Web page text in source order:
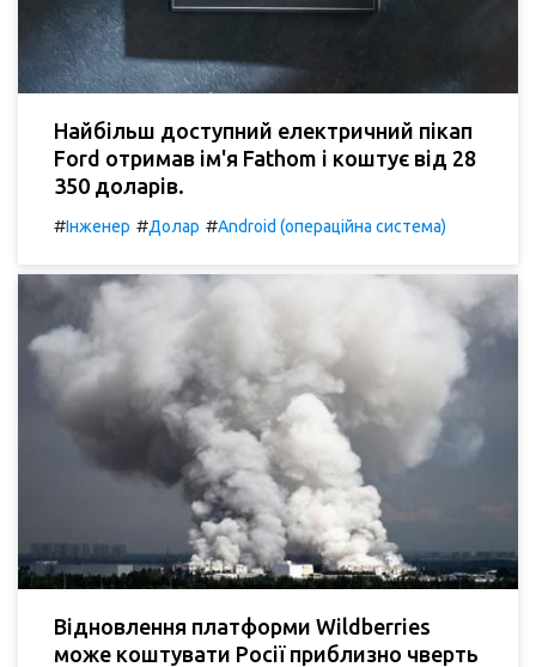
Найбільш доступний електричний пікап
Ford отримав ім'я Fathom і коштує від 28
350 доларів.
#Інженер #Долар #Android (операційна система)
Відновлення платформи Wildberries
може коштувати Росії приблизно чверть